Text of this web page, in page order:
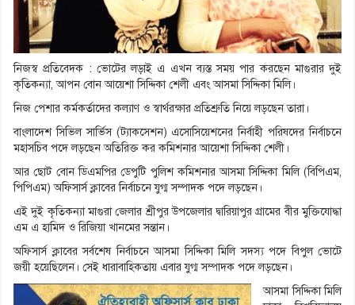
নিজস্ব প্রতিবেদক : ভোটের লড়াই এ এখন ব্যস্ত সময় পার করছেন মাগুরার দুই
কৃতিকন্যা, আপন বোন আয়েশা সিদ্দিকা শেলী এবং আসমা সিদ্দিকা মিলি।
নিজ পেশার কর্মকর্তাদের কল্যাণ ও স্বার্থরক্ষার প্রতিশ্রুতি নিয়ে লড়ছেন তারা।
বাংলাদেশ সিভিল সার্ভিস (ট্যাকসেশন) এসোসিয়েশনের নির্বাহী পরিষদের নির্বাচনে
মহাসচিব পদে লড়ছেন অতিরিক্ত কর কমিশনার আয়েশা সিদ্দিকা শেলী।
আর ছোট বোন ডিএমপির ডেপুটি পুলিশ কমিশনার আসমা সিদ্দিকা মিলি (বিপিএম,
পিপিএম) অফিসার্স ক্লাবের নির্বাচনে যুগ্ম সম্পাদক পদে লড়ছেন।
এই দুই কৃতিকন্যা মাগুরা জেলার শ্রীপুর উপজেলার দ্বারিয়াপুর গ্রামের বীর মুক্তিযোদ্ধা
এম এ হামিদ ও রিজিয়া খানমের সন্তান।
অফিসার্স ক্লাবের সর্বশেষ নির্বাচনে আসমা সিদ্দিকা মিলি সদস্য পদে বিপুল ভোটে
জয়ী হয়েছিলেন। সেই ধারাবাহিকতায় এবার যুগ্ম সম্পাদক পদে লড়ছেন।
আসমা সিদ্দিকা মিলি